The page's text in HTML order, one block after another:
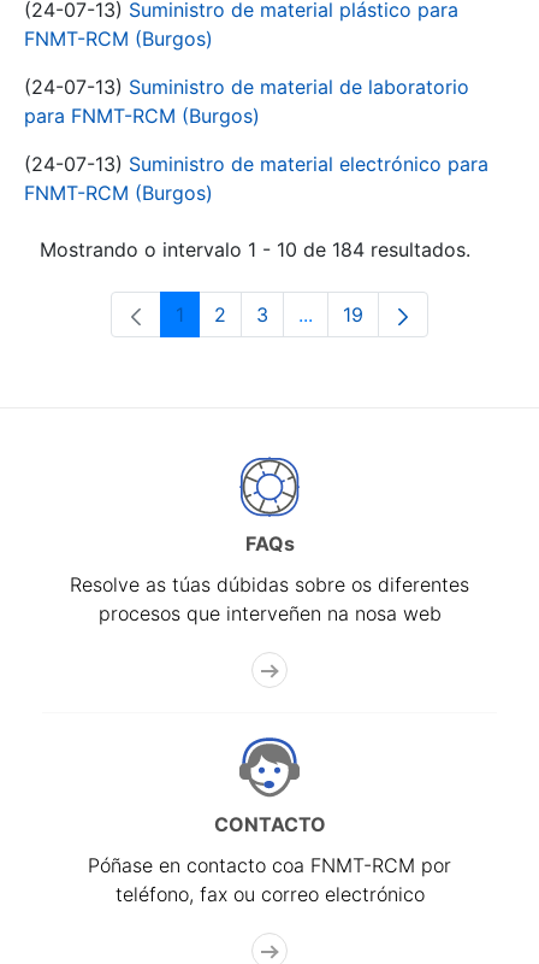
(24-07-13) Suministro de material plástico para
FNMT-RCM (Burgos)
(24-07-13) Suministro de material de laboratorio
para FNMT-RCM (Burgos)
(24-07-13) Suministro de material electrónico para
FNMT-RCM (Burgos)
Mostrando o intervalo 1 - 10 de 184 resultados.
Páxina
1 Páxina
2 Páxina
3 ...Páxinas intermedias Use
Páxina
19
FAQs
Resolve as túas dúbidas sobre os diferentes
procesos que interveñen na nosa web
CONTACTO
Póñase en contacto coa FNMT-RCM por
teléfono, fax ou correo electrónico